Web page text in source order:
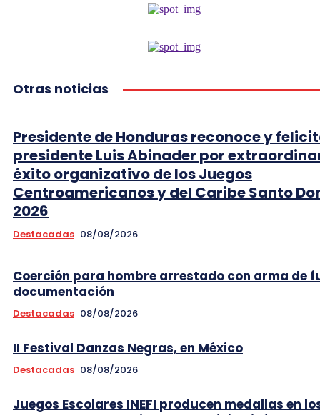
Otras noticias
Presidente de Honduras reconoce y
presidente Luis Abinader por
éxito organizativo de los Juegos
Centroamericanos y del Caribe Santo
2026
Destacadas 08/08/2026
Coerción para hombre arrestado con arma de
documentación
Destacadas 08/08/2026
II Festival Danzas Negras, en México
Destacadas 08/08/2026
Juegos Escolares INEFI producen medallas en